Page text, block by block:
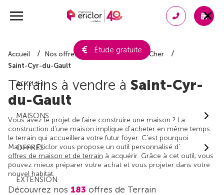
Étude gratuite
ACCUEIL
MAISONS
OFFRES
EXTENSION
Accueil Nos offres de terrain
Loir-et-Cher
Saint-Cyr-du-Gault
Terrains à vendre à Saint-Cyr-
du-Gault
Vous avez le projet de faire construire une maison ? La
construction d'une maison implique d'acheter en même temps
le terrain qui accueillera votre futur foyer. C'est pourquoi
Maisons Ericlor vous propose un outil personnalisé d'
offres de maison et de terrain à acquérir. Grâce à cet outil, vous
pouvez mieux préparer votre achat et vous projeter dans votre
nouvel habitat.
Découvrez nos 183 offres de Terrain